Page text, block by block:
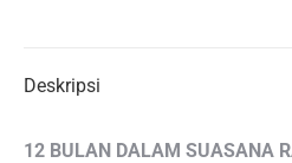
Deskripsi
12 BULAN DALAM SUASANA